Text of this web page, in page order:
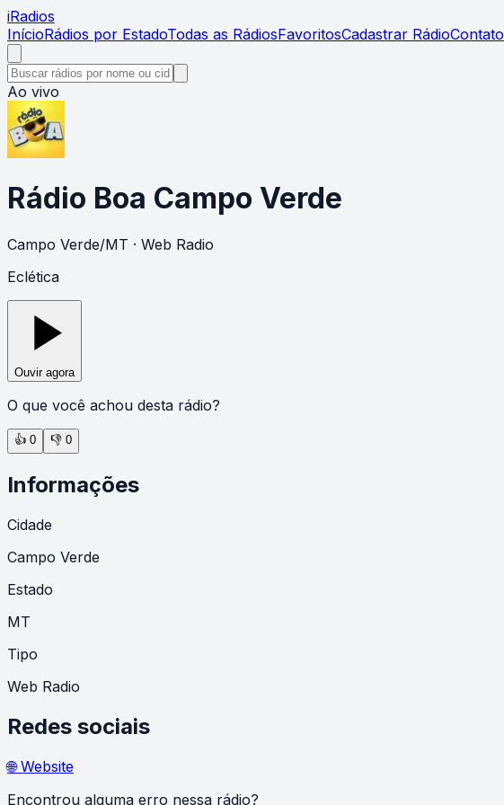
iRadios
InícioRádios por EstadoTodas as RádiosFavoritosCadastrar RádioContato
Ao vivo
Rádio Boa Campo Verde
Campo Verde/MT · Web Radio
Eclética
Ouvir agora
O que você achou desta rádio?
👍 0 👎 0
Informações
Cidade
Campo Verde
Estado
MT
Tipo
Web Radio
Redes sociais
🌐 Website
Encontrou alguma erro nessa rádio?